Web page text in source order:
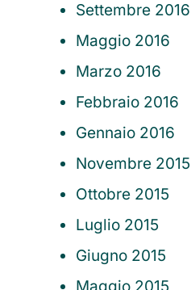
Settembre 2016
Maggio 2016
Marzo 2016
Febbraio 2016
Gennaio 2016
Novembre 2015
Ottobre 2015
Luglio 2015
Giugno 2015